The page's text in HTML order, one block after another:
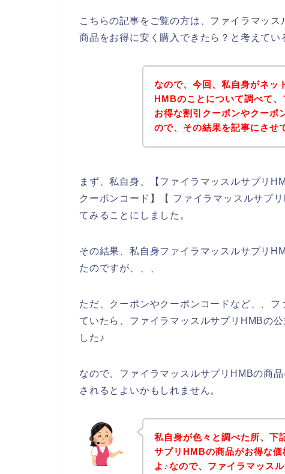
こちらの記事をご覧の方は、ファイラマッ
商品をお得に安く購入できたら？と考えてい
なので、今回、私自身がネッ
HMBのことについて調べて
お得な割引クーポンやクーポ
ので、その結果を記事にさせ
まず、私自身、【ファイラマッスルサプリ
クーポンコード】【 ファイラマッスルサプ
てみることにしました。
その結果、私自身ファイラマッスルサプリ
たのですが、、、
ただ、クーポンやクーポンコードなど、、
ていたら、ファイラマッスルサプリHMBの
した♪
なので、ファイラマッスルサプリHMBの商
されるとよいかもしれません。
私自身が色々と調べた所、下
サプリHMBの商品がお得な
よ♪なので、ファイラマッス